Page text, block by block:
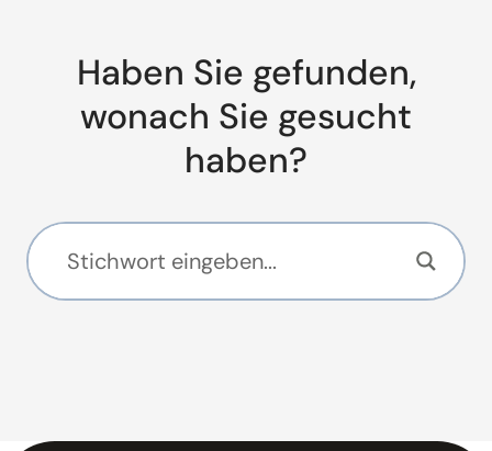
Haben Sie gefunden,
wonach Sie gesucht
haben?